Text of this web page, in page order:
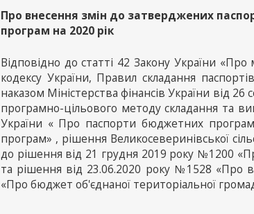
Про внесення змін до затверджених
програм на 2020 рік
Відповідно до статті 42 Закону України
кодексу України, Правил складання
наказом Міністерства фінансів України від
програмно-цільового методу складання та
України « Про паспорти бюджетних
програм» , рішення Великосеверинівської
до рішення від 21 грудня 2019 року №1200
та рішення від 23.06.2020 року №1528 «Про
«Про бюджет об'єднаної територіальної